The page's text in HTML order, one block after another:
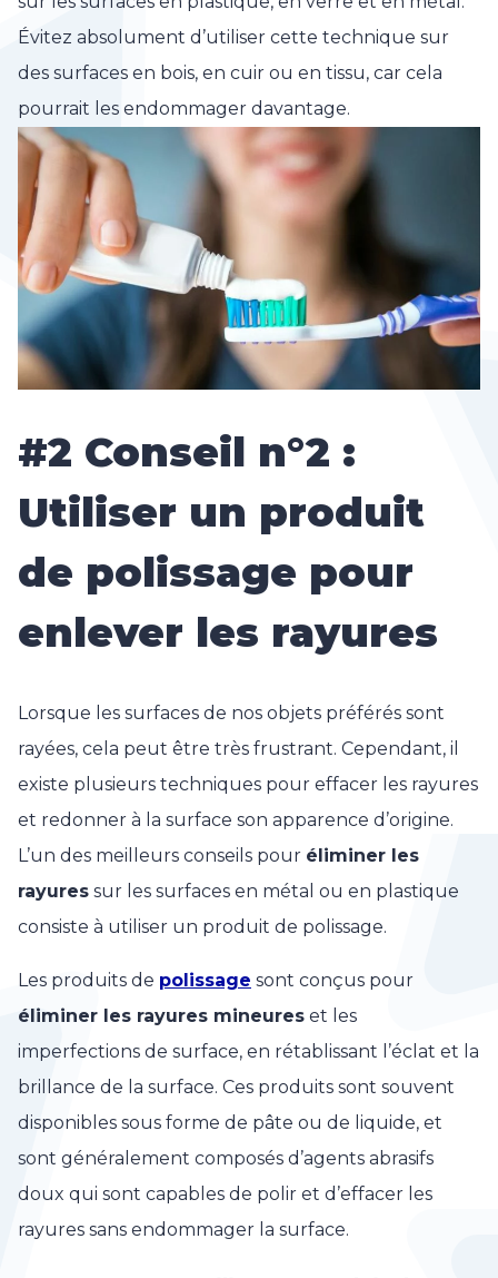
Évitez absolument d’utiliser cette technique sur
des surfaces en bois, en cuir ou en tissu, car cela
pourrait les endommager davantage.
#2 Conseil n°2 :
Utiliser un produit
de polissage pour
enlever les rayures
Lorsque les surfaces de nos objets préférés sont
rayées, cela peut être très frustrant. Cependant, il
existe plusieurs techniques pour effacer les rayures
et redonner à la surface son apparence d’origine.
L’un des meilleurs conseils pour éliminer les
rayures sur les surfaces en métal ou en plastique
consiste à utiliser un produit de polissage.
Les produits de polissage sont conçus pour
éliminer les rayures mineures et les
imperfections de surface, en rétablissant l’éclat et la
brillance de la surface. Ces produits sont souvent
disponibles sous forme de pâte ou de liquide, et
sont généralement composés d’agents abrasifs
doux qui sont capables de polir et d’effacer les
rayures sans endommager la surface.